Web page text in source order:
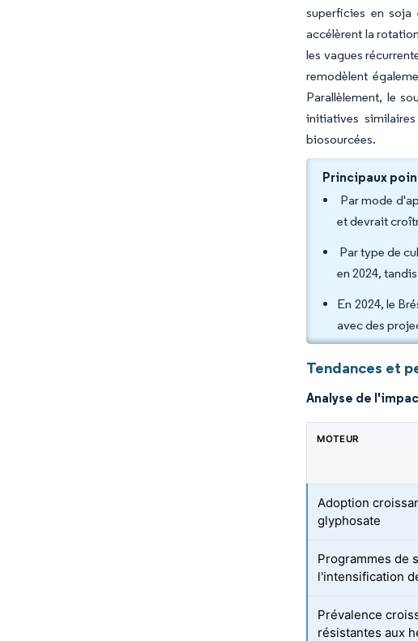
superficies en
accélèrent la
les vagues
remodèlent
Parallèlement, le
initiatives
biosourcées.
Principaux
Par mode
et devrait
Par type de
en 2024,
En 2024, le
avec des
Tendances et
Analyse de
MOTEUR
Adoption
glyphosate
Programmes de
l'intensification
Prévalence
résistantes aux